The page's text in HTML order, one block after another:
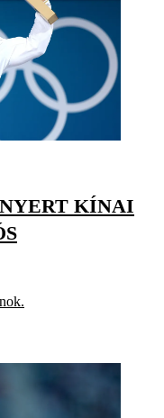
KÍNAI